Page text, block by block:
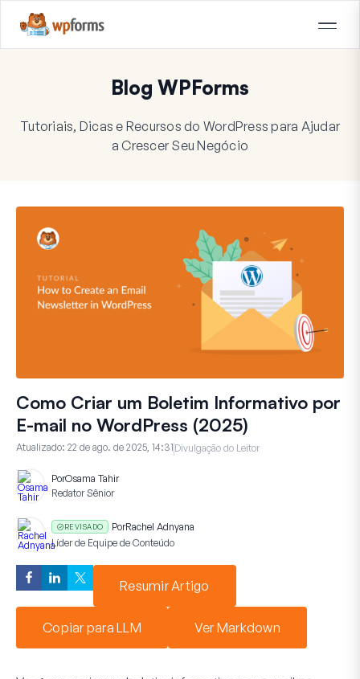
Blog WPForms
Tutoriais, Dicas e Recursos do WordPress para Ajudar
a Crescer Seu Negócio
Como Criar um Boletim Informativo por
E-mail no WordPress (2025)
Atualizado: 22 de ago. de 2025, 14:31 Divulgação do Leitor
PorOsama Tahir
Redator Sênior
REVISADO PorRachel Adnyana
Líder de Equipe de Conteúdo
Resumir Artigo
Copiar para LLM Ver Markdown